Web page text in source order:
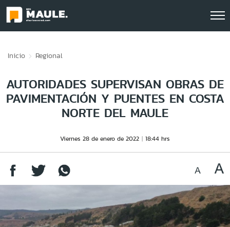
Inicio Regional
AUTORIDADES SUPERVISAN OBRAS DE
PAVIMENTACIÓN Y PUENTES EN COSTA
NORTE DEL MAULE
Viernes 28 de enero de 2022 18:44 hrs